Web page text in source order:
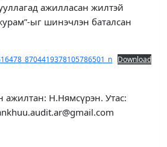
ажилласан жилтэй
ыг шинэчлэн баталсан
Download
ажилтан: Н.Нямсүрэн. Утас: